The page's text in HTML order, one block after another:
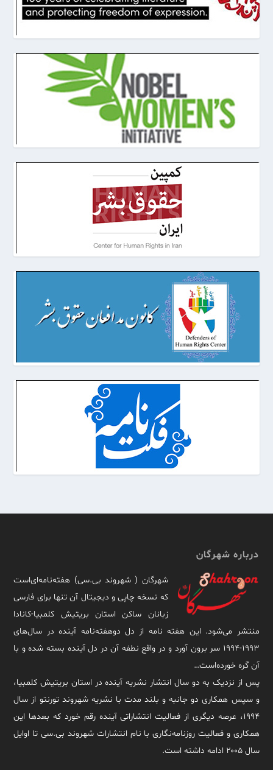
درباره شهرگان
شهرگان ( شهروند بی.سی) هفته‌نامه‌ای‌است
که نسخه چاپی و دیجیتال آن تنها برای فارسی
زبانان ساکن استان بریتیش کلمبیا-کانادا
منتشر می‌شود. این هفته نامه از دل دوهفته‌نامه آینده در سال‌های
۱۹۹۳-۱۹۹۴ سر برون آورد و در واقع نطفه آن در دل آینده بسته شده و با
آن گره خورده‌است…
پس از نزدیک به دو سال انتشار نشریه آینده در استان بریتیش کلمبیا،
و سپس همکاری دو جانبه و بلند مدت با نشریه شهروند تورنتو از سال
۱۹۹۴، عرصه دیگری از فعالیت انتشاراتی آینده رقم خورد که بعدها این
همکاری و فعالیت روزنامه‌نگاری با نام انتشارات شهروند بی.سی تا اوایل
سال ۲۰۰۵ ادامه داشته است.